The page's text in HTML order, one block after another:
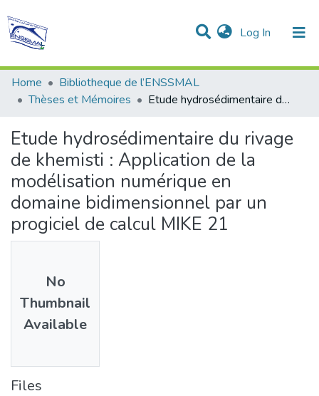
Log In (current)
Communities & Collections
Statistics
All of DSpace
Home
Bibliotheque de l’ENSSMAL
Thèses et Mémoires
Etude hydrosédimentaire du rivage de khemisti : Application de la modélisation numérique en domaine bidimensionnel par un progiciel de calcul MIKE 21
Etude hydrosédimentaire du rivage
de khemisti : Application de la
modélisation numérique en
domaine bidimensionnel par un
progiciel de calcul MIKE 21
No
Thumbnail
Available
Files